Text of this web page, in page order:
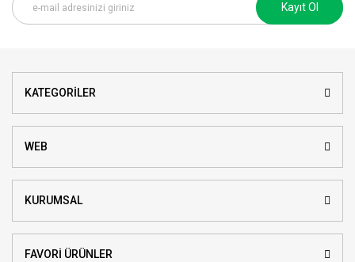
Kayıt Ol
KATEGORİLER
WEB
KURUMSAL
FAVORİ ÜRÜNLER